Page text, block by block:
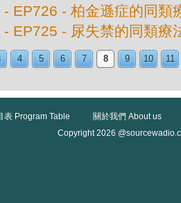
- EP726 - 柏金遜症的同類
- EP725 - 尿失禁的同類療
4 5 6 7 8 9 10 11
表 Program Table
關於我們 About us
Copyright 2026